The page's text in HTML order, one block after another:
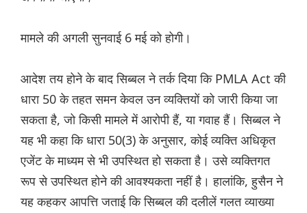
मामले की अगली सुनवाई 6 मई को होगी।
आदेश तय होने के बाद सिब्बल ने तर्क दिया कि PMLA Act की
धारा 50 के तहत समन केवल उन व्यक्तियों को जारी किया जा
सकता है, जो किसी मामले में आरोपी हैं, या गवाह हैं। सिब्बल ने
यह भी कहा कि धारा 50(3) के अनुसार, कोई व्यक्ति अधिकृत
एजेंट के माध्यम से भी उपस्थित हो सकता है। उसे व्यक्तिगत
रूप से उपस्थित होने की आवश्यकता नहीं है। हालांकि, हुसैन ने
यह कहकर आपत्ति जताई कि सिब्बल की दलीलें गलत व्याख्या